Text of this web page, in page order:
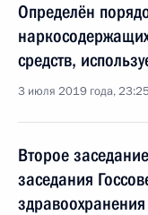
Определён
средств,
3 июля 2019 года, 23:25
Второе
заседания
здравоохранения